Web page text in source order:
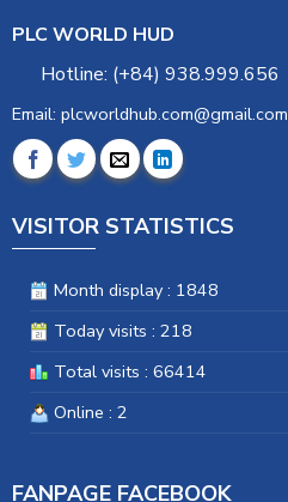
PLC WORLD HUD
Hotline: (+84) 938.999.656
Email: plcworldhub.com@gmail.com
VISITOR STATISTICS
Month display : 1848
Today visits : 218
Total visits : 66414
Online : 2
FANPAGE FACEBOOK